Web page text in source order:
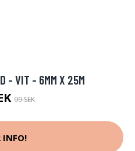
- VIT - 6MM X 25M
99 SEK
INFO!